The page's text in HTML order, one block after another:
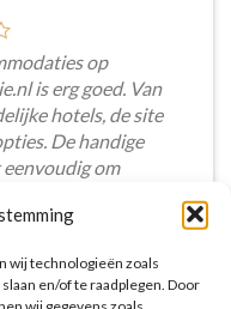
wij technologieën zoals
en/of te raadplegen. Door
wij gegevens zoals
op
is erg goed. Van
hotels, de site
De handige
om